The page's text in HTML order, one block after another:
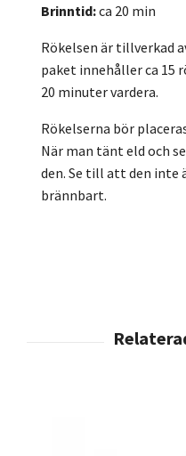
Brinntid:ca 20 min
Rökelsen är tillverkad
paket innehåller ca 15
20 minuter vardera.
Rökelserna bör
När man tänt eld och
den. Se till att den inte
brännbart.